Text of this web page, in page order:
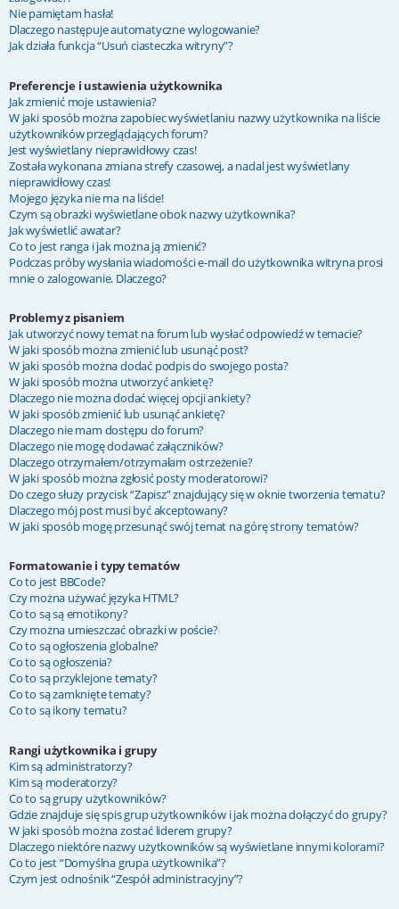
Nie pamiętam hasła!
Dlaczego następuje automatyczne wylogowanie?
Jak działa funkcja “Usuń ciasteczka witryny”?
Preferencje i ustawienia użytkownika
Jak zmienić moje ustawienia?
W jaki sposób można zapobiec wyświetlaniu nazwy użytkownika na liście
użytkowników przeglądających forum?
Jest wyświetlany nieprawidłowy czas!
Została wykonana zmiana strefy czasowej, a nadal jest wyświetlany
nieprawidłowy czas!
Mojego języka nie ma na liście!
Czym są obrazki wyświetlane obok nazwy użytkownika?
Jak wyświetlić awatar?
Co to jest ranga i jak można ją zmienić?
Podczas próby wysłania wiadomości e-mail do użytkownika witryna prosi
mnie o zalogowanie. Dlaczego?
Problemy z pisaniem
Jak utworzyć nowy temat na forum lub wysłać odpowiedź w temacie?
W jaki sposób można zmienić lub usunąć post?
W jaki sposób można dodać podpis do swojego posta?
W jaki sposób można utworzyć ankietę?
Dlaczego nie można dodać więcej opcji ankiety?
W jaki sposób zmienić lub usunąć ankietę?
Dlaczego nie mam dostępu do forum?
Dlaczego nie mogę dodawać załączników?
Dlaczego otrzymałem/otrzymałam ostrzeżenie?
W jaki sposób można zgłosić posty moderatorowi?
Do czego służy przycisk “Zapisz” znajdujący się w oknie tworzenia tematu?
Dlaczego mój post musi być akceptowany?
W jaki sposób mogę przesunąć swój temat na górę strony tematów?
Formatowanie i typy tematów
Co to jest BBCode?
Czy można używać języka HTML?
Co to są są emotikony?
Czy można umieszczać obrazki w poście?
Co to są ogłoszenia globalne?
Co to są ogłoszenia?
Co to są przyklejone tematy?
Co to są zamknięte tematy?
Co to są ikony tematu?
Rangi użytkownika i grupy
Kim są administratorzy?
Kim są moderatorzy?
Co to są grupy użytkowników?
Gdzie znajduje się spis grup użytkowników i jak można dołączyć do grupy?
W jaki sposób można zostać liderem grupy?
Dlaczego niektóre nazwy użytkowników są wyświetlane innymi kolorami?
Co to jest “Domyślna grupa użytkownika”?
Czym jest odnośnik “Zespół administracyjny”?